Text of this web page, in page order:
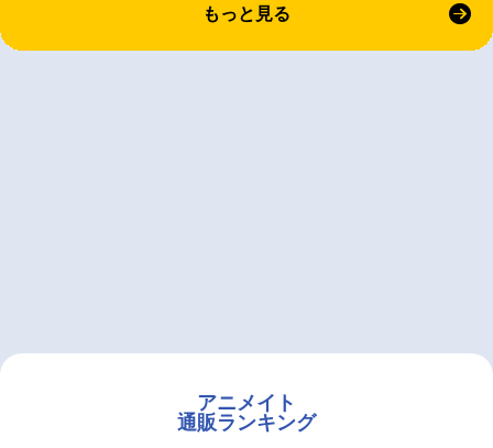
もっと見る
アニメイト
通販ランキング